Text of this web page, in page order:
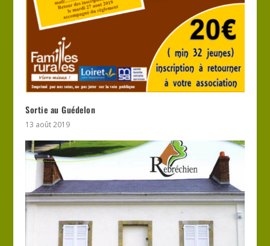
Sortie au Guédelon
13 août 2019